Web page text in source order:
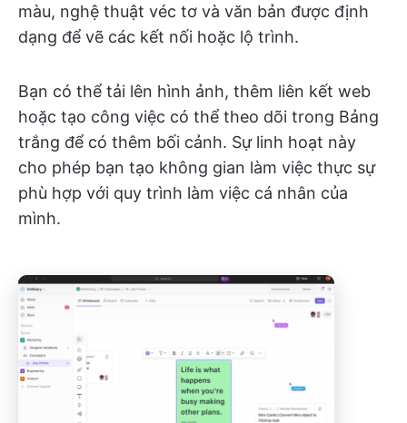
màu, nghệ thuật véc tơ và văn bản được định
dạng để vẽ các kết nối hoặc lộ trình.
Bạn có thể tải lên hình ảnh, thêm liên kết web
hoặc tạo công việc có thể theo dõi trong Bảng
trắng để có thêm bối cảnh. Sự linh hoạt này
cho phép bạn tạo không gian làm việc thực sự
phù hợp với quy trình làm việc cá nhân của
mình.